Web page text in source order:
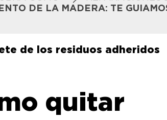
DE LA MADERA: TE
de los residuos adheridos
quitar